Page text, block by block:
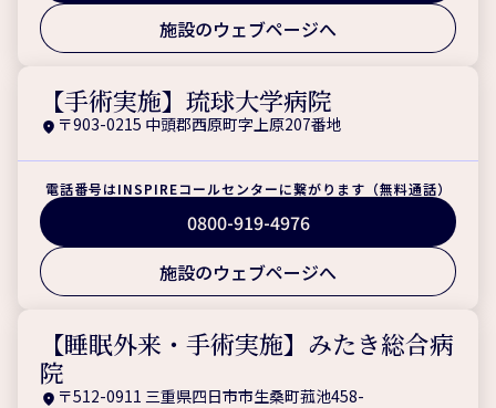
施設のウェブページへ
【手術実施】琉球大学病院
〒903-0215 中頭郡西原町字上原207番地
電話番号はINSPIREコールセンターに繋がります（無料通話）
0800-919-4976
施設のウェブページへ
【睡眠外来・手術実施】みたき総合病
院
〒512-0911 三重県四日市市生桑町菰池458-